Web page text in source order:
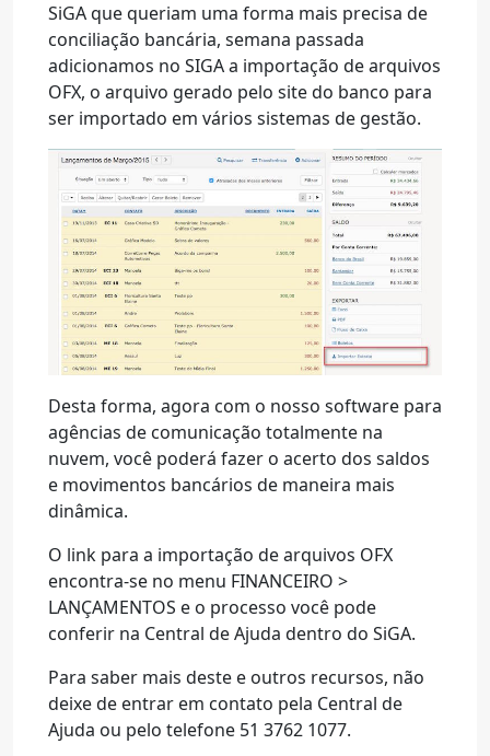
SiGA que queriam uma forma mais precisa de
conciliação bancária, semana passada
adicionamos no SIGA a importação de arquivos
OFX, o arquivo gerado pelo site do banco para
ser importado em vários sistemas de gestão.
Desta forma, agora com o nosso software para
agências de comunicação totalmente na
nuvem, você poderá fazer o acerto dos saldos
e movimentos bancários de maneira mais
dinâmica.
O link para a importação de arquivos OFX
encontra-se no menu FINANCEIRO >
LANÇAMENTOS e o processo você pode
conferir na Central de Ajuda dentro do SiGA.
Para saber mais deste e outros recursos, não
deixe de entrar em contato pela Central de
Ajuda ou pelo telefone 51 3762 1077.